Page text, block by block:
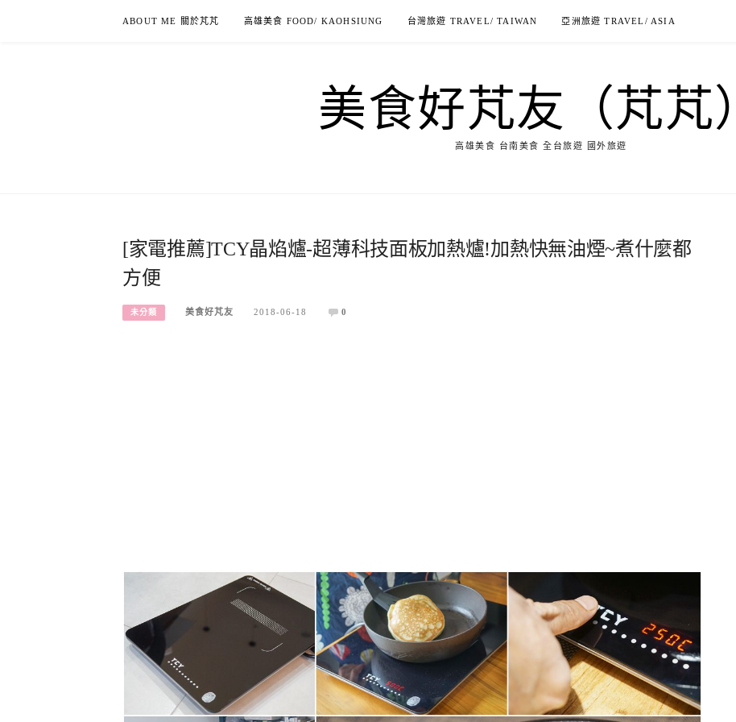
ABOUT ME 關於芃芃 高雄美食 FOOD/ KAOHSIUNG 台灣旅遊 TRAVEL/ TAIWAN 亞洲旅遊 TRAVEL/ ASIA
美食好芃友（芃芃）
高雄美食 台南美食 全台旅遊 國外旅遊
[家電推薦]TCY晶焰爐-超薄科技面板加熱爐!加熱快無油煙~煮什麼都
方便
未分類 美食好芃友 2018-06-18 0